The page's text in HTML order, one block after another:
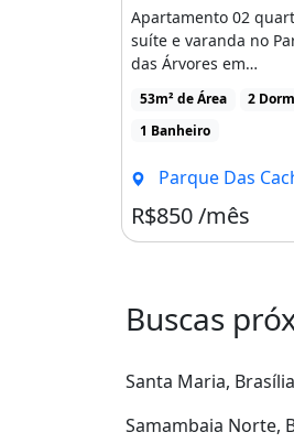
Apartamento 02
suíte e varanda no
das Árvores em
lazer [...]
53m² de Área
2
1 Banheiro
Parque Das Cachoeiras,
R$850 /mês
Buscas
Santa Maria,
Samambaia Norte,